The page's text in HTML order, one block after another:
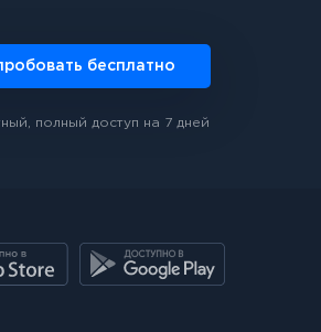
бесплатно
полный доступ на 7 дней